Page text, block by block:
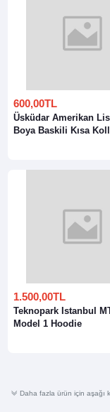
600,00TL
Üsküdar Amerikan
Boya Baskili Kısa
1.500,00TL
Teknopark Istanbul
Model 1 Hoodie
Daha fazla ürün için aşağı